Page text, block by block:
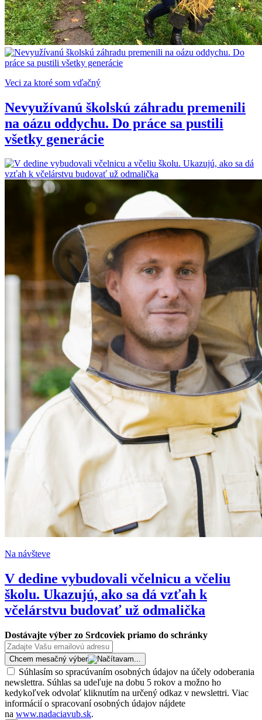
Veci za ktoré som vďačný
Nevyužívanú školskú záhradu premenili
na oázu oddychu. Do práce sa pustili
všetky generácie
Na návšteve
V dedine vybudovali včelnicu a včeliu
školu. Ukazujú, ako sa dá vzťah k
včelárstvu budovať už odmalička
Dostávajte výber zo Srdcoviek priamo do schránky
Chcem mesačný výber
Súhlasím so spracúvaním osobných údajov na účely odoberania
newslettra. Súhlas sa udeľuje na dobu 5 rokov a možno ho
kedykoľvek odvolať kliknutím na určený odkaz v newslettri. Viac
informácií o spracovaní osobných údajov nájdete
na www.nadaciavub.sk.